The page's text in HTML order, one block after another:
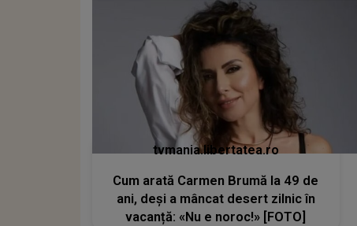
tvmania.libertatea.ro
Cum arată Carmen Brumă la 49 de
ani, deși a mâncat desert zilnic în
vacanță: «Nu e noroc!» [FOTO]